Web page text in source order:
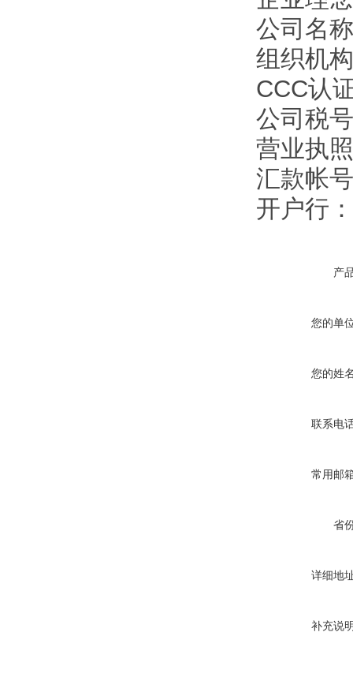
公司名
组织机
CCC认
公司税
营业执
汇款帐
开户行
产
您的单
您的姓
联系电
常用邮
省
详细地
补充说